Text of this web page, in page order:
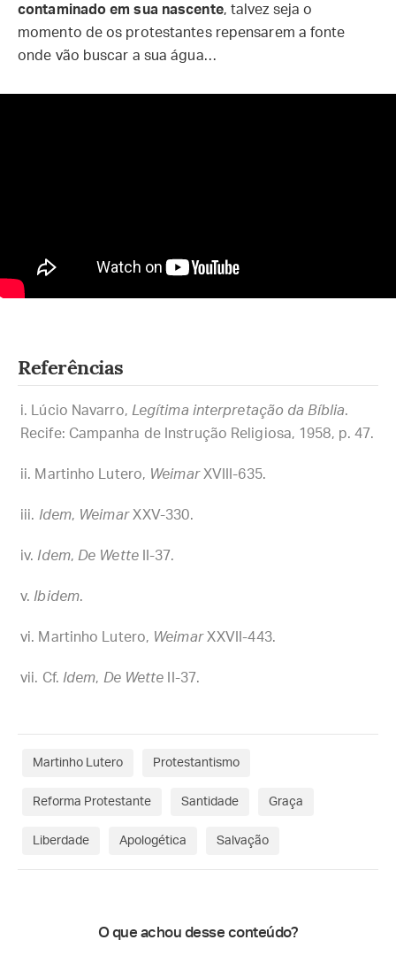
contaminado em sua nascente, talvez seja o
momento de os protestantes repensarem a fonte
onde vão buscar a sua água…
Referências
Lúcio Navarro, Legítima interpretação da Bíblia.
Recife: Campanha de Instrução Religiosa, 1958, p. 47.
Martinho Lutero, WeimarXVIII-635.
Idem, WeimarXXV-330.
Idem, De WetteII-37.
Ibidem.
Martinho Lutero, WeimarXXVII-443.
Cf. Idem, De Wette II-37.
Martinho Lutero Protestantismo
Reforma Protestante Santidade Graça
Liberdade Apologética Salvação
O que achou desse conteúdo?